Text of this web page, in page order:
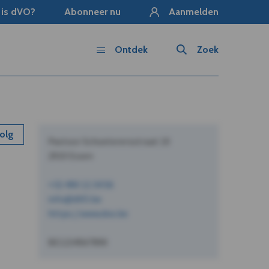
dVO? Abonneer nu Aanmelden
Zoek
Ontdek